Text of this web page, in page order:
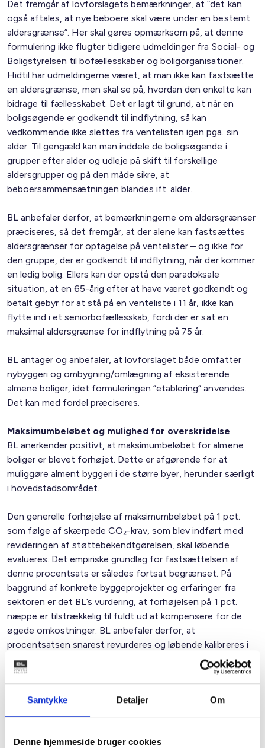
Samtykke Detaljer Om
Denne hjemmeside bruger cookies
Det fremgår af lovforslagets bemærkninger, at ”det kan
også aftales, at nye beboere skal være under en bestemt
aldersgrænse”. Her skal gøres opmærksom på, at denne
formulering ikke flugter tidligere udmeldinger fra Social- og
Boligstyrelsen til bofællesskaber og boligorganisationer.
Hidtil har udmeldingerne været, at man ikke kan fastsætte
en aldersgrænse, men skal se på, hvordan den enkelte kan
bidrage til fællesskabet. Det er lagt til grund, at når en
boligsøgende er godkendt til indflytning, så kan
vedkommende ikke slettes fra ventelisten igen pga. sin
alder. Til gengæld kan man inddele de boligsøgende i
grupper efter alder og udleje på skift til forskellige
aldersgrupper og på den måde sikre, at
beboersammensætningen blandes ift. alder.
BL anbefaler derfor, at bemærkningerne om aldersgrænser
præciseres, så det fremgår, at der alene kan fastsættes
aldersgrænser for optagelse på ventelister – og ikke for
den gruppe, der er godkendt til indflytning, når der kommer
en ledig bolig. Ellers kan der opstå den paradoksale
situation, at en 65-årig efter at have været godkendt og
betalt gebyr for at stå på en venteliste i 11 år, ikke kan
flytte ind i et seniorbofællesskab, fordi der er sat en
maksimal aldersgrænse for indflytning på 75 år.
BL antager og anbefaler, at lovforslaget både omfatter
nybyggeri og ombygning/omlægning af eksisterende
almene boliger, idet formuleringen ”etablering” anvendes.
Det kan med fordel præciseres.
Maksimumbeløbet og mulighed for overskridelse
BL anerkender positivt, at maksimumbeløbet for almene
boliger er blevet forhøjet. Dette er afgørende for at
muliggøre alment byggeri i de større byer, herunder særligt
i hovedstadsområdet.
Den generelle forhøjelse af maksimumbeløbet på 1 pct.
som følge af skærpede CO₂-krav, som blev indført med
revideringen af støttebekendtgørelsen, skal løbende
evalueres. Det empiriske grundlag for fastsættelsen af
denne procentsats er således fortsat begrænset. På
baggrund af konkrete byggeprojekter og erfaringer fra
sektoren er det BL’s vurdering, at forhøjelsen på 1 pct.
næppe er tilstrækkelig til fuldt ud at kompensere for de
øgede omkostninger. BL anbefaler derfor, at
procentsatsen snarest revurderes og løbende kalibreres i
takt med øget erfaringsgrundlag.
BL anerkender, at der pr. 15. januar 2026 allerede er
gennemført en forhøjelse af det almindelige
maksimumbeløb. BL noterer sig samtidig, at den yderligere
kommunalt tillægslån først kan anvendes efter